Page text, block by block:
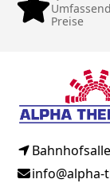
Preise